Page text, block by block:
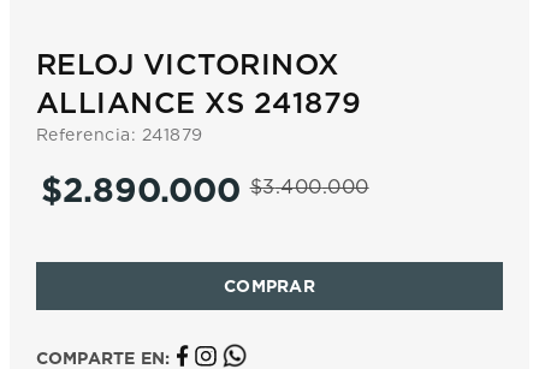
RELOJ VICTORINOX
ALLIANCE XS 241879
Referencia: 241879
$3.400.000
$2.890.000
COMPARTE EN: